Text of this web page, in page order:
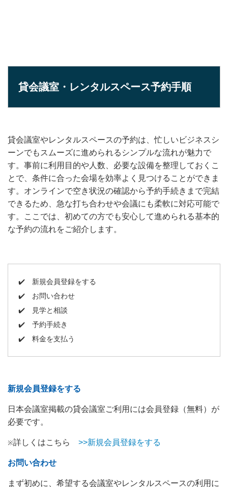
貸会議室・レンタルスペース予約手順
貸会議室やレンタルスペースの予約は、忙しいビジネスシ
ーンでもスムーズに進められるシンプルな流れが魅力で
す。事前に利用目的や人数、必要な設備を整理しておくこ
とで、条件に合った会場を効率よく見つけることができま
す。オンラインで空き状況の確認から予約手続きまで完結
できるため、急な打ち合わせや会議にも柔軟に対応可能で
す。ここでは、初めての方でも安心して進められる基本的
な予約の流れをご紹介します。
✔️ 新規会員登録をする
✔️ お問い合わせ
✔️
見学と相談
✔️ 予約手続き
✔️ 料金を支払う
新規会員登録をする
日本会議室掲載の貸会議室ご利用には会員登録（無料）が
必要です。
※詳しくはこちら >>新規会員登録をする
お問い合わせ
まず初めに、希望する会議室やレンタルスペースの利用に